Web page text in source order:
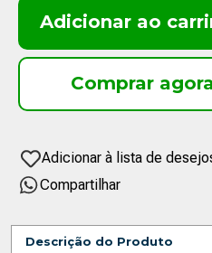
Adicionar ao
Compartilhar
Descrição do Produto